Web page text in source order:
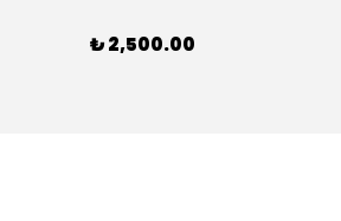
₺ 2,500.00